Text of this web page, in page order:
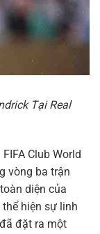
Tại Real
Club World
vòng ba trận
diện của
hiện sự linh
đặt ra một